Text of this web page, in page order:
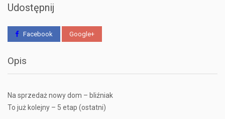
Udostępnij
Facebook Google+
Opis
Na sprzedaż nowy dom – bliźniak
To już kolejny – 5 etap (ostatni)